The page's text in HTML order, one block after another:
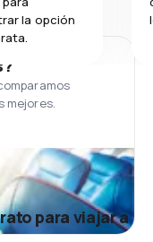
la opción
mejores.
para viajar a